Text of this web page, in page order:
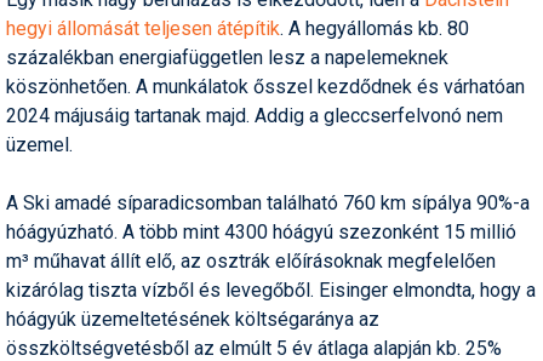
Pályázatok
Portálinfo
Rajzok
Síbörze
Sícipő
Sífelszerelés
hegyi állomását teljesen átépítik. A hegyállomás kb. 80
százalékban energiafüggetlen lesz a napelemeknek
köszönhetően. A munkálatok ősszel kezdődnek és várhatóan
2024 májusáig tartanak majd. Addig a gleccserfelvonó nem
üzemel.
A Ski amadé síparadicsomban található 760 km sípálya 90%-a
hóágyúzható. A több mint 4300 hóágyú szezonként 15 millió
m³ műhavat állít elő, az osztrák előírásoknak megfelelően
kizárólag tiszta vízből és levegőből. Eisinger elmondta, hogy a
hóágyúk üzemeltetésének költségaránya az
összköltségvetésből az elmúlt 5 év átlaga alapján kb. 25%